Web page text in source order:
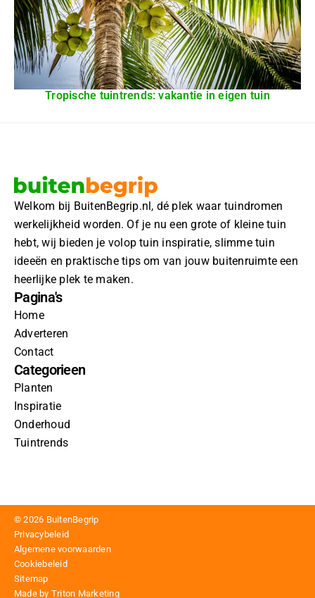
Tropische tuintrends: vakantie in eigen tuin
Welkom bij BuitenBegrip.nl, dé plek waar tuindromen
werkelijkheid worden. Of je nu een grote of kleine tuin
hebt, wij bieden je volop tuin inspiratie, slimme tuin
ideeën en praktische tips om van jouw buitenruimte een
heerlijke plek te maken.
Pagina's
Home
Adverteren
Contact
Categorieen
Planten
Inspiratie
Onderhoud
Tuintrends
© 2026 BuitenBegrip
Privacybeleid
Algemene voorwaarden
Cookiebeleid
Sitemap
Made by Triton Marketing